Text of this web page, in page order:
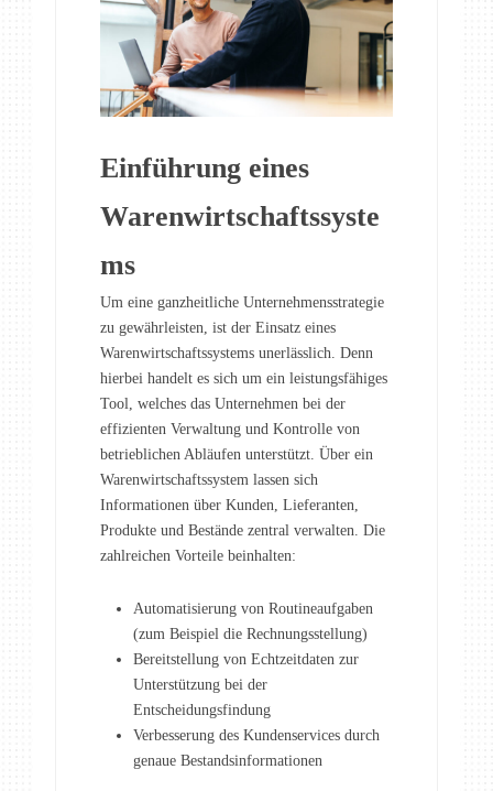
Einführung eines
Warenwirtschaftssyste
ms
Um eine ganzheitliche Unternehmensstrategie
zu gewährleisten, ist der Einsatz eines
Warenwirtschaftssystems unerlässlich. Denn
hierbei handelt es sich um ein leistungsfähiges
Tool, welches das Unternehmen bei der
effizienten Verwaltung und Kontrolle von
betrieblichen Abläufen unterstützt. Über ein
Warenwirtschaftssystem lassen sich
Informationen über Kunden, Lieferanten,
Produkte und Bestände zentral verwalten. Die
zahlreichen Vorteile beinhalten:
Automatisierung von Routineaufgaben
(zum Beispiel die Rechnungsstellung)
Bereitstellung von Echtzeitdaten zur
Unterstützung bei der
Entscheidungsfindung
Verbesserung des Kundenservices durch
genaue Bestandsinformationen